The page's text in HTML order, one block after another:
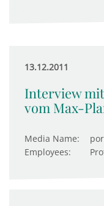
13.12.2011
Interview
vom Max-
Media Name:
Employees: